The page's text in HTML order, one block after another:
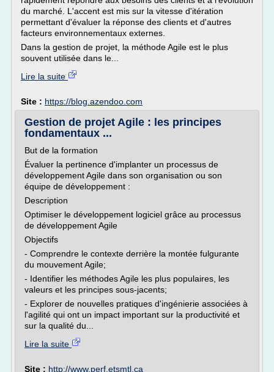
du marché. L'accent est mis sur la vitesse d'itération
permettant d'évaluer la réponse des clients et d'autres
facteurs environnementaux externes.
Dans la gestion de projet, la méthode Agile est le plus
souvent utilisée dans le...
Lire la suite
Site : https://blog.azendoo.com
Gestion de projet Agile : les principes
fondamentaux ...
But de la formation
Évaluer la pertinence d'implanter un processus de
développement Agile dans son organisation ou son
équipe de développement :
Description
Optimiser le développement logiciel grâce au processus
de développement Agile
Objectifs
- Comprendre le contexte derrière la montée fulgurante
du mouvement Agile;
- Identifier les méthodes Agile les plus populaires, les
valeurs et les principes sous-jacents;
- Explorer de nouvelles pratiques d'ingénierie associées à
l'agilité qui ont un impact important sur la productivité et
sur la qualité du...
Lire la suite
Site : http://www.perf.etsmtl.ca